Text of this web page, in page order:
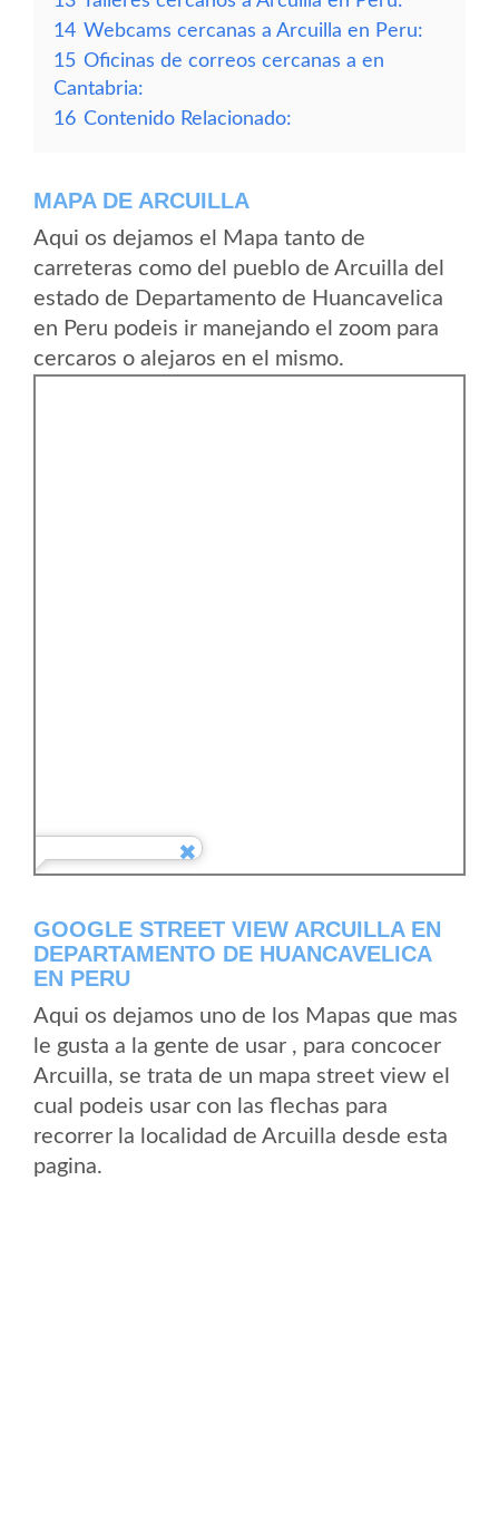
14 Webcams cercanas a Arcuilla en Peru:
15 Oficinas de correos cercanas a en
Cantabria:
16 Contenido Relacionado:
MAPA DE ARCUILLA
Aqui os dejamos el Mapa tanto de
carreteras como del pueblo de Arcuilla del
estado de Departamento de Huancavelica
en Peru podeis ir manejando el zoom para
cercaros o alejaros en el mismo.
GOOGLE STREET VIEW ARCUILLA EN
DEPARTAMENTO DE HUANCAVELICA
EN PERU
Aqui os dejamos uno de los Mapas que mas
le gusta a la gente de usar , para concocer
Arcuilla, se trata de un mapa street view el
cual podeis usar con las flechas para
recorrer la localidad de Arcuilla desde esta
pagina.